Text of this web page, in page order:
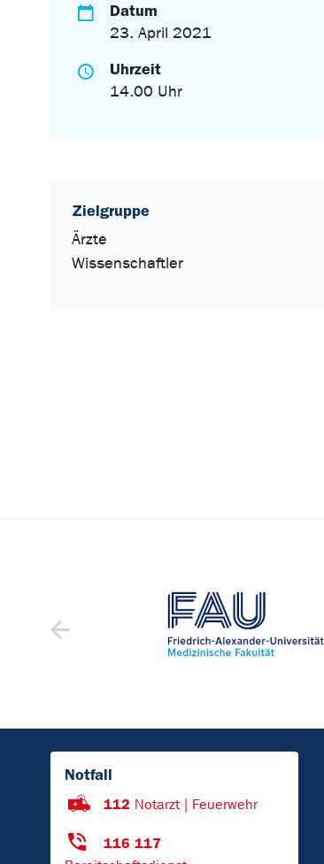
Datum
23. April 2021
Uhrzeit
14.00 Uhr
Zielgruppe
Ärzte
Wissenschaftler
Notfall
112 Notarzt | Feuerwehr
116 117